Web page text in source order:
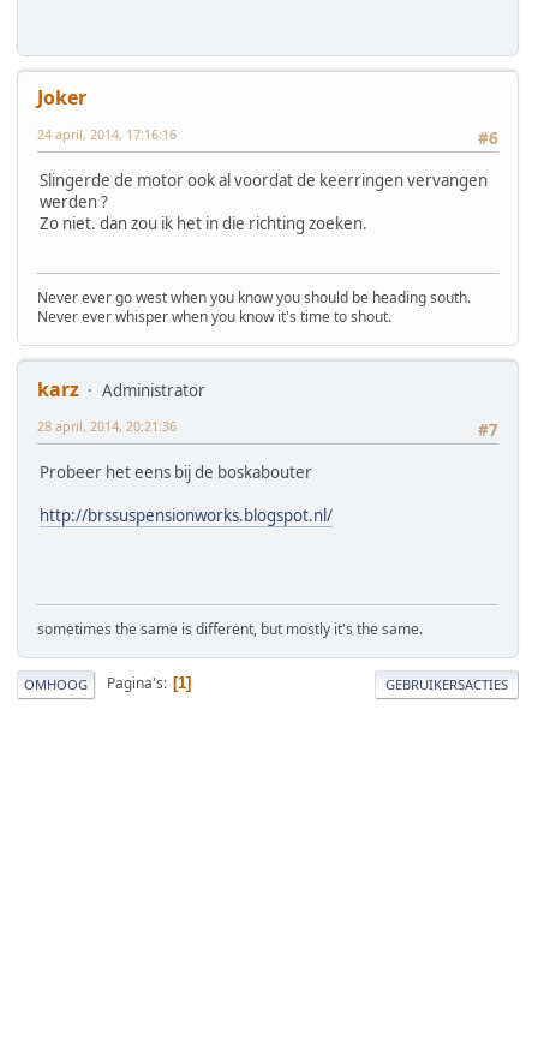
Joker
#6
24 april, 2014, 17:16:16
Slingerde de motor ook al voordat de keerringen vervangen
werden ?
Zo niet. dan zou ik het in die richting zoeken.
Never ever go west when you know you should be heading south.
Never ever whisper when you know it's time to shout.
karz
Administrator
#7
28 april, 2014, 20:21:36
Probeer het eens bij de boskabouter
http://brssuspensionworks.blogspot.nl/
sometimes the same is different, but mostly it's the same.
OMHOOG Pagina's 1 GEBRUIKERSACTIES